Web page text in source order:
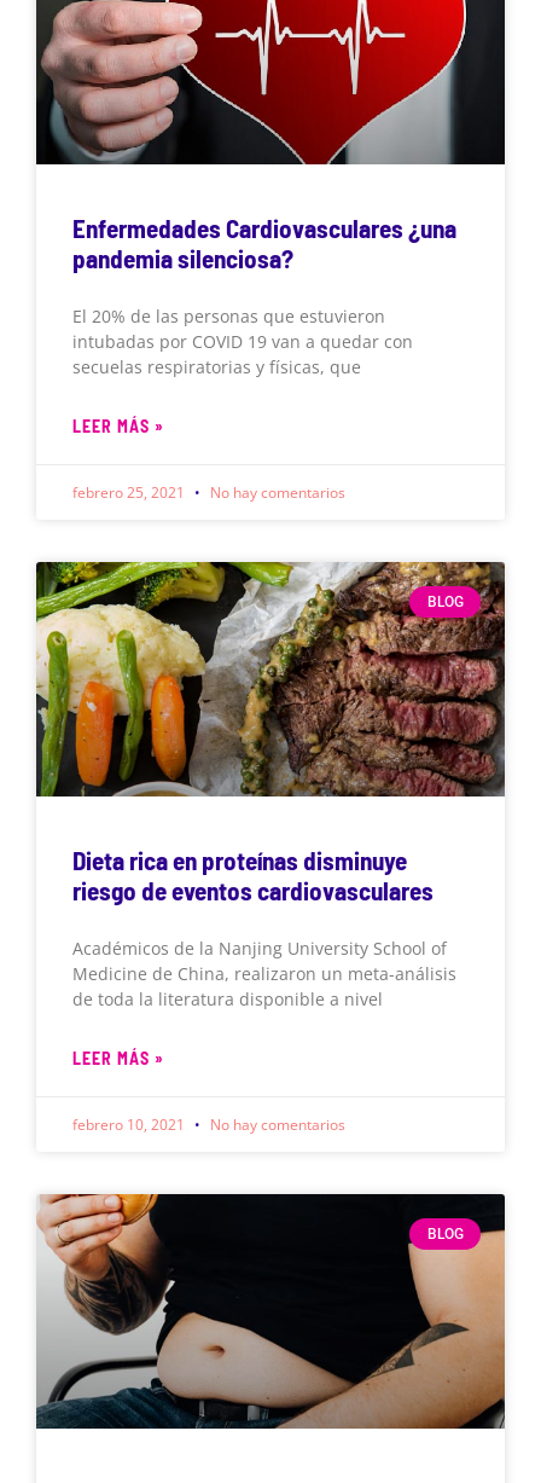
Enfermedades Cardiovasculares ¿una
pandemia silenciosa?
El 20% de las personas que estuvieron
intubadas por COVID 19 van a quedar con
secuelas respiratorias y físicas, que
LEER MÁS »
febrero 25, 2021 No hay comentarios
BLOG
Dieta rica en proteínas disminuye
riesgo de eventos cardiovasculares
Académicos de la Nanjing University School of
Medicine de China, realizaron un meta-análisis
de toda la literatura disponible a nivel
LEER MÁS »
febrero 10, 2021 No hay comentarios
BLOG